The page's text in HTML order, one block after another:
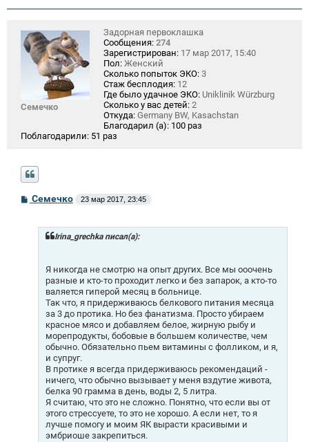
Семечко
Задорная первоклашка
Сообщения: 274
Зарегистрирован: 17 мар 2017, 15:40
Пол: Женский
Сколько попыток ЭКО: 3
Стаж бесплодия: 12
Где было удачное ЭКО: Uniklinik Würzburg
Сколько у вас детей: 2
Откуда: Germany BW, Kasachstan
Благодарил (а): 100 раз
Поблагодарили: 51 раз
С
о
Семечко 23 мар 2017, 23:45
Irina_grechka писал(а):
Я никогда не смотрю на опыт других. Все мы ооочень
разные и кто-то проходит легко и без запарок, а кто-то
валяется гиперой месяц в больнице.
Так что, я придерживаюсь белкового питания месяца
за 3 до протика. Но без фанатизма. Просто убираем
красное мясо и добавляем белое, жирную рыбу и
морепродукты, бобовые в большем количестве, чем
обычно. Обязательно пьем витамины с фолликом, и я,
и супруг.
В протике я всегда придерживаюсь рекомендаций -
ничего, что обычно вызывает у меня вздутие живота,
белка 90 грамма в день, воды 2, 5 литра.
Я считаю, что это не сложно. Понятно, что если вы от
этого стрессуете, то это не хорошо. А если нет, то я
лучше помогу и моим ЯК вырасти красивыми и
эмбриоше закрепиться.